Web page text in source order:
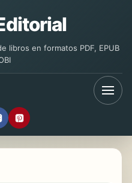
libros en formatos PDF, EPUB